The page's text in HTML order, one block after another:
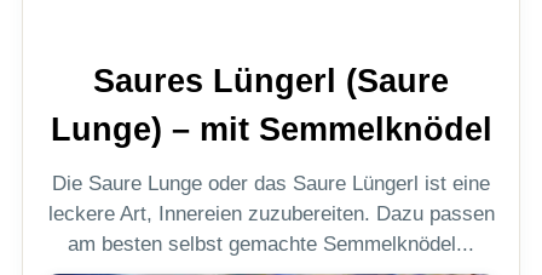
Saures Lüngerl (Saure
Lunge) – mit Semmelknödel
Die Saure Lunge oder das Saure Lüngerl ist eine
leckere Art, Innereien zuzubereiten. Dazu passen
am besten selbst gemachte Semmelknödel...